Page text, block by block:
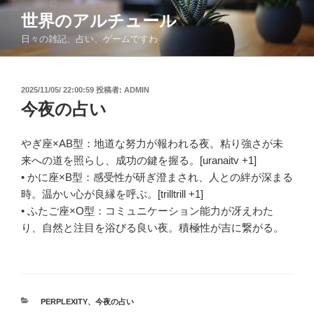
コ
ン
世界のアルチュール
日々の雑記、占い、ゲームですわ
投
稿
日:
2025/11/05/ 22:00:59 投稿者: ADMIN
今夜の占い
やぎ座×AB型：地道な努力が報われる夜。粘り強さが未
来への道を照らし、成功の鍵を握る。[uranaitv +1]
• かに座×B型：感受性が研ぎ澄まされ、人との絆が深まる
時。温かい心が良縁を呼ぶ。[trilltrill +1]
• ふたご座×O型：コミュニケーション能力が冴えわた
り、自然と注目を浴びる良い夜。積極性が吉に繋がる。
カ
PERPLEXITY、 今夜の占い